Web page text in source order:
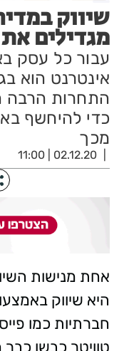
שיווק
מגדילים
עבור כל עסק
אינטרנט הוא
התחרות הרבה
כדי להיחשף
מכך
02.12.20 | 11:00
אחת מנישות
היא שיווק
חברתיות כמו
טוויטר כבשו